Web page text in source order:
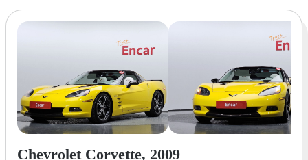
Chevrolet Corvette, 2009